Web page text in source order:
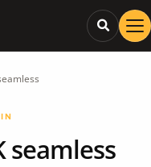
seamless